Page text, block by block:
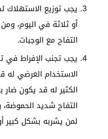
يجب توزيع الاستهلاك
أو ثلاثة في اليوم،
التفاح مع الوجبات.
يجب تجنب الإفراط في
الاستخدام العرضي له
الكثير له قد يكون
التفاح شديد
لمن يشربه بشكل كبير